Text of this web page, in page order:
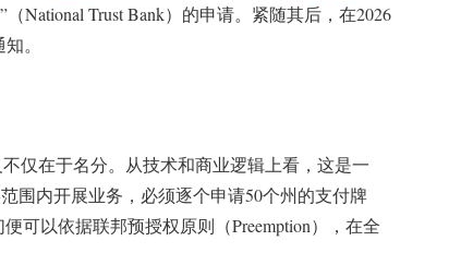
National Trust Bank）的申请。紧随其后，在2026
。
仅在于名分。从技术和商业逻辑上看，这是一
围内开展业务，必须逐个申请50个州的支付牌
可以依据联邦预授权原则（Preemption），在全